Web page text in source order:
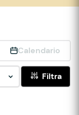
Calendario
Filtra